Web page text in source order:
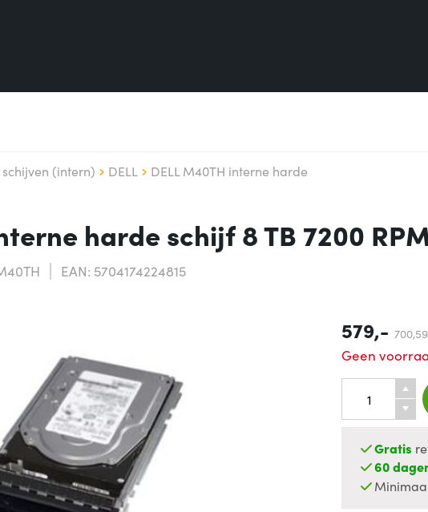
(intern) DELL DELL M40TH interne harde
harde schijf 8 TB 7200
EAN: 5704174224815
579,- 700,59
Geen
Gratis
60